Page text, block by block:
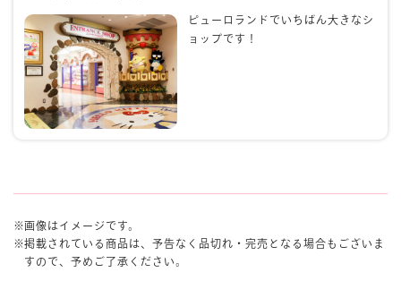
ピューロランドでいちばん大きなシ
ョップです！
画像はイメージです。
掲載されている商品は、予告なく品切れ・完売となる場合もございま
すので、予めご了承ください。